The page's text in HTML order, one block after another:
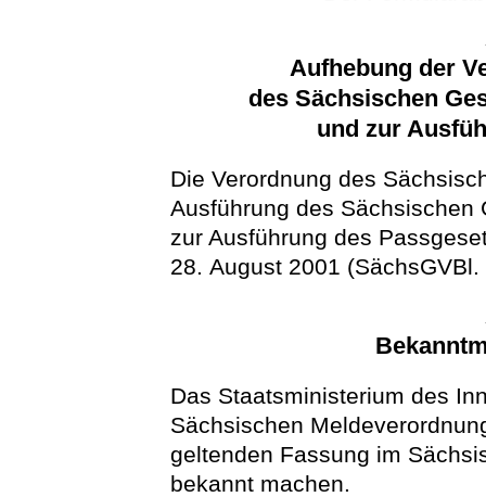
Aufhebung der
des Sächsischen
und zur
Die Verordnung des
Ausführung des Sächsischen
zur Ausführung des
28. August 2001
Das Staatsministerium des
Sächsischen
geltenden Fassung im
bekannt machen.